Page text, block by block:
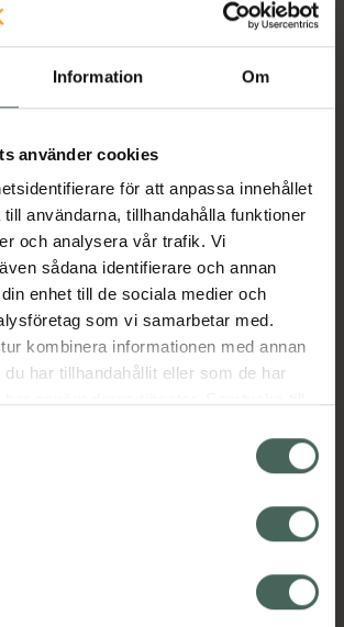
Information Om
använder cookies
för att anpassa innehållet
användarna, tillhandahålla funktioner
och analysera vår trafik. Vi
sådana identifierare och annan
enhet till de sociala medier och
som vi samarbetar med.
kombinera informationen med annan
har tillhandahållit eller som de har
via webbplatsens
Ett återkallat samtycke påverkar inte
som skett innan återkallelsen.
bipacksedeln innan
här för dig. Du hittar oss från Skåne i
norr, och online i mobilen och på
du är så är det vårt uppdrag att